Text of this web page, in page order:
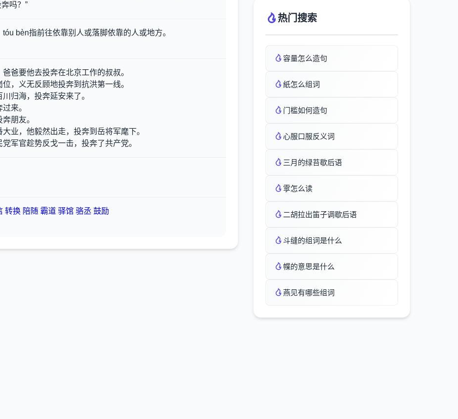
吗？”
bèn指前往依靠别人或落脚依靠的人或地方。
爸要他去投奔在北京工作的叔叔。
，义无反顾地投奔到抗洪第一线。
归海，投奔延安来了。
来。
朋友。
业，他毅然出走，投奔到岳将军麾下。
军官趁势反戈一击，投奔了共产党。
转换 陪随 霸道 驿馆 骆丞 鼓励
热门搜索
容量怎么造句
紙怎么组词
门槛如何造句
心服口服反义词
三月的绿苔歇后语
雽怎么读
二胡拉出笛子调歇后语
斗缝的组词是什么
幉的意思是什么
燕见有哪些组词